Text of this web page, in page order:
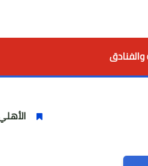
الأهلي يواصل